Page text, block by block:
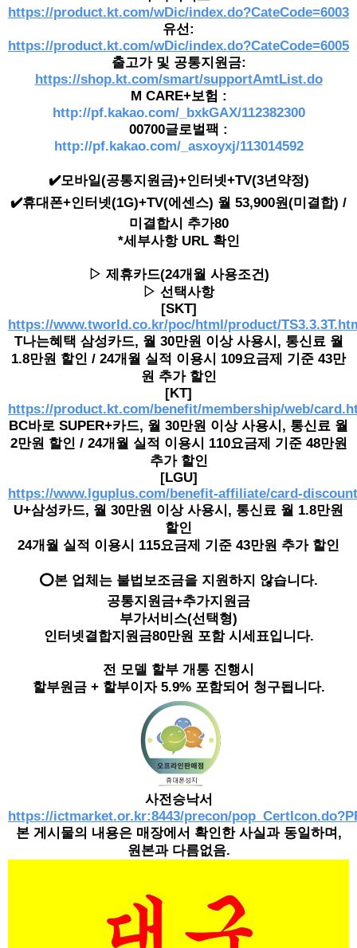
https://product.kt.com/wDic/index.do?CateCode=6003
유선:
https://product.kt.com/wDic/index.do?CateCode=6005
출고가 및 공통지원금:
https://shop.kt.com/smart/supportAmtList.do
M CARE+보험 :
http://pf.kakao.com/_bxkGAX/112382300
00700글로벌팩 :
http://pf.kakao.com/_asxoyxj/113014592
✔️모바일(공통지원금)+인터넷+TV(3년약정)
✔️휴대폰+인터넷(1G)+TV(에센스) 월 53,900원(미결합) /
미결합시 추가80
*세부사항 URL 확인
▷ 제휴카드(24개월 사용조건)
▷ 선택사항
[SKT]
https://www.tworld.co.kr/poc/html/product/
T나는혜택 삼성카드, 월 30만원 이상 사용시, 통신료 월
1.8만원 할인 / 24개월 실적 이용시 109요금제 기준 43만
원 추가 할인
[KT]
https://product.kt.com/benefit/membership/web/
BC바로 SUPER+카드, 월 30만원 이상 사용시, 통신료 월
2만원 할인 / 24개월 실적 이용시 110요금제 기준 48만원
추가 할인
[LGU]
https://www.lguplus.com/benefit-affiliate/card-discount
U+삼성카드, 월 30만원 이상 사용시, 통신료 월 1.8만원
할인
24개월 실적 이용시 115요금제 기준 43만원 추가 할인
⭕본 업체는 불법보조금을 지원하지 않습니다.
공통지원금+추가지원금
부가서비스(선택형)
인터넷결합지원금80만원 포함 시세표입니다.
전 모델 할부 개통 진행시
할부원금 + 할부이자 5.9% 포함되어 청구됩니다.
사전승낙서
https://ictmarket.or.kr:8443/precon/
본 게시물의 내용은 매장에서 확인한 사실과 동일하며,
원본과 다름없음.